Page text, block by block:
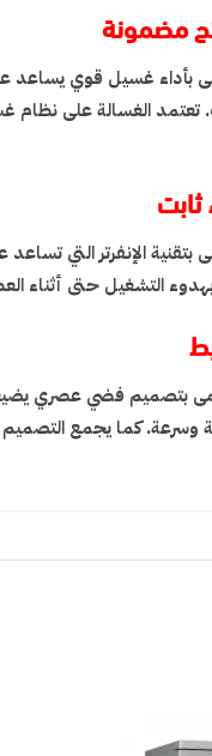
مضمونة
تعتمد الغسالة على
ثابت
بتقنية الإنفرتر التي
بهدوء التشغيل حتى
بتصميم فضي عصري يضيف
وسرعة. كما يجمع